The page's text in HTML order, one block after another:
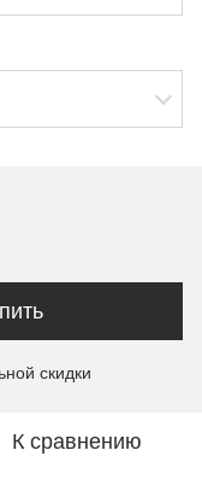
скидки
К сравнению